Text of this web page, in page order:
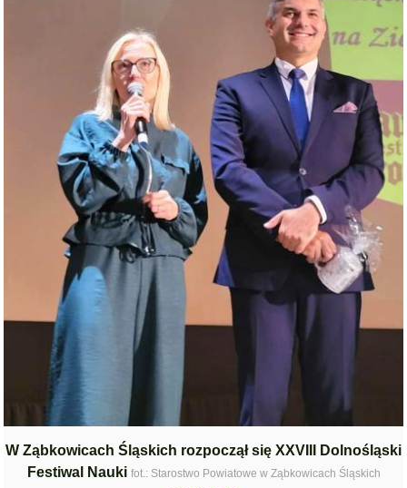
W Ząbkowicach Śląskich rozpoczął się XXVIII Dolnośląski
Festiwal Nauki fot.: Starostwo Powiatowe w Ząbkowicach Śląskich